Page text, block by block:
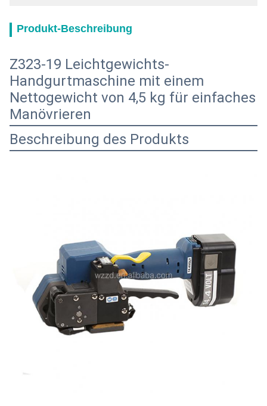
Produkt-Beschreibung
Z323-19 Leichtgewichts-
Handgurtmaschine mit einem
Nettogewicht von 4,5 kg für einfaches
Manövrieren
Beschreibung des Produkts